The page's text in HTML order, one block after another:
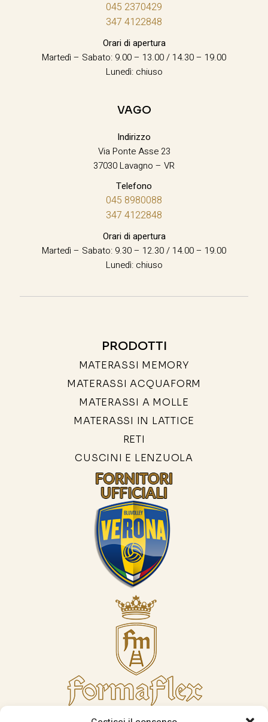
045 2370429
347 4122848
Orari di apertura
Martedì – Sabato: 9.00 – 13.00 / 14.30 – 19.00
Lunedì: chiuso
VAGO
Indirizzo
Via Ponte Asse 23
37030 Lavagno – VR
Telefono
045 8980088
347 4122848
Orari di apertura
Martedì – Sabato: 9.30 – 12.30 / 14.00 – 19.00
Lunedì: chiuso
PRODOTTI
MATERASSI MEMORY
MATERASSI ACQUAFORM
MATERASSI A MOLLE
MATERASSI IN LATTICE
RETI
CUSCINI E LENZUOLA